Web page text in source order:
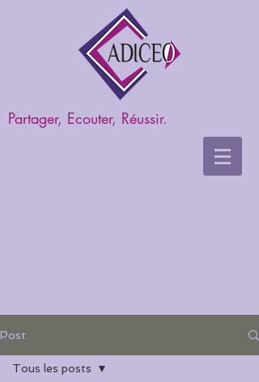
Partager, Ecouter, Réussir.
Post
Tous les posts